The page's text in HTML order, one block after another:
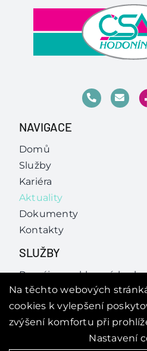
NAVIGACE
Domů
Služby
Kariéra
Aktuality
Dokumenty
Kontakty
SLUŽBY
Pronájem reklamních
Celní služby
Nákladní doprava
Osobní doprava
Na těchto webových
cookies k vylepšení
zvýšení komfortu při
Nastavení